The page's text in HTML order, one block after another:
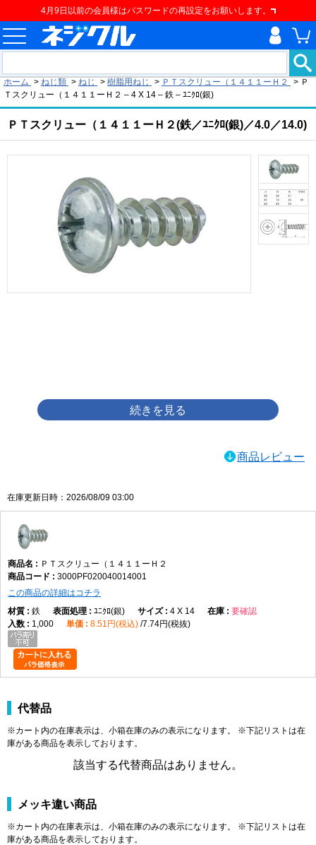
4月9日以前の会員様はパスワードの再設定をお願いします。
ホーム > ねじ類 > ねじ > 樹脂用ねじ > ＰＴスクリュー（１４１１ーＨ２ > Ｐ
Ｔスクリュー（１４１１ーＨ２ – 4 X 14 – 鉄 – ﾕﾆｸﾛ(銀)
ＰＴスクリュー（１４１１ーＨ２(鉄／ﾕﾆｸﾛ(銀)／4.0／14.0)
商品レビュー
在庫更新日時：2026/08/09 03:00
ＰＴスクリュー（１４１１ーＨ２
3000PF020040014001
この商品の詳細はコチラ
鉄
ﾕﾆｸﾛ(銀) 4 X 14
要確認
1,000
8.51円(税込) 7.74円(税抜)
代替品
※カート内の在庫表示は、小箱在庫のみの表示になります。 ※下記リストは在
庫がある商品を表示しております。
該当する代替商品はありません。
メッキ違い商品
※カート内の在庫表示は、小箱在庫のみの表示になります。 ※下記リストは在
庫がある商品を表示しております。